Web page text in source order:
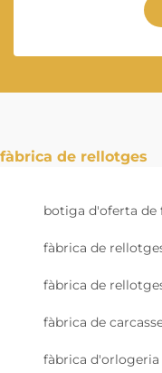
fàbrica de rellotges
botiga d'oferta de
fàbrica de
fàbrica de
fàbrica de
fàbrica d'orlogeria